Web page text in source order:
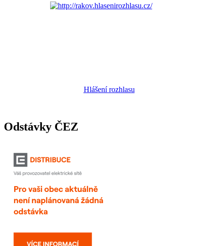
Hlášení rozhlasu
Odstávky ČEZ